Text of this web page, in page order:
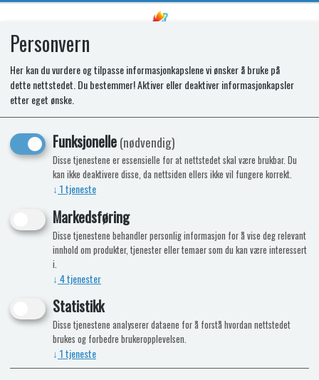
SPARE OVEN DOOR CAP496 DD BK
FULL
Personvern
Her kan du vurdere og tilpasse informasjonkapslene vi ønsker å bruke på
dette nettstedet. Du bestemmer! Aktiver eller deaktiver informasjonkapsler
etter eget ønske.
Funksjonelle(nødvendig)
Disse tjenestene er essensielle for at nettstedet skal være brukbar. Du
kan ikke deaktivere disse, da nettsiden ellers ikke vil fungere korrekt.
↓ 1tjeneste
Markedsføring
Disse tjenestene behandler personlig informasjon for å vise deg relevant
innhold om produkter, tjenester eller temaer som du kan være interessert
i.
↓ 4tjenester
Statistikk
Disse tjenestene analyserer dataene for å forstå hvordan nettstedet
brukes og forbedre brukeropplevelsen.
↓ 1tjeneste